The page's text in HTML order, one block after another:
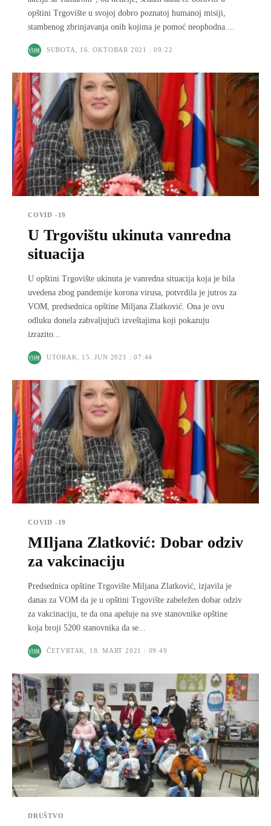
opštini Trgovište u svojoj dobro poznatoj humanoj misiji,
stambenog zbrinjavanja onih kojima je pomoć neophodna....
SUBOTA, 16. OKTOBAR 2021 : 09:22
COVID -19
U Trgovištu ukinuta vanredna
situacija
U opštini Trgovište ukinuta je vanredna situacija koja je bila
uvedena zbog pandemije korona virusa, potvrdila je jutros za
VOM, predsednica opštine Miljana Zlatković. Ona je ovu
odluku donela zahvaljujući izveštajima koji pokazuju
izrazito...
UTORAK, 15. JUN 2021 : 07:44
COVID -19
MIljana Zlatković: Dobar odziv
za vakcinaciju
Predsednica opštine Trgovište Miljana Zlatković, izjavila je
danas za VOM da je u opštini Trgovište zabeležen dobar odziv
za vakcinaciju, te da ona apeluje na sve stanovnike opštine
koja broji 5200 stanovnika da se...
ČETVRTAK, 18. MART 2021 : 09:49
DRUŠTVO